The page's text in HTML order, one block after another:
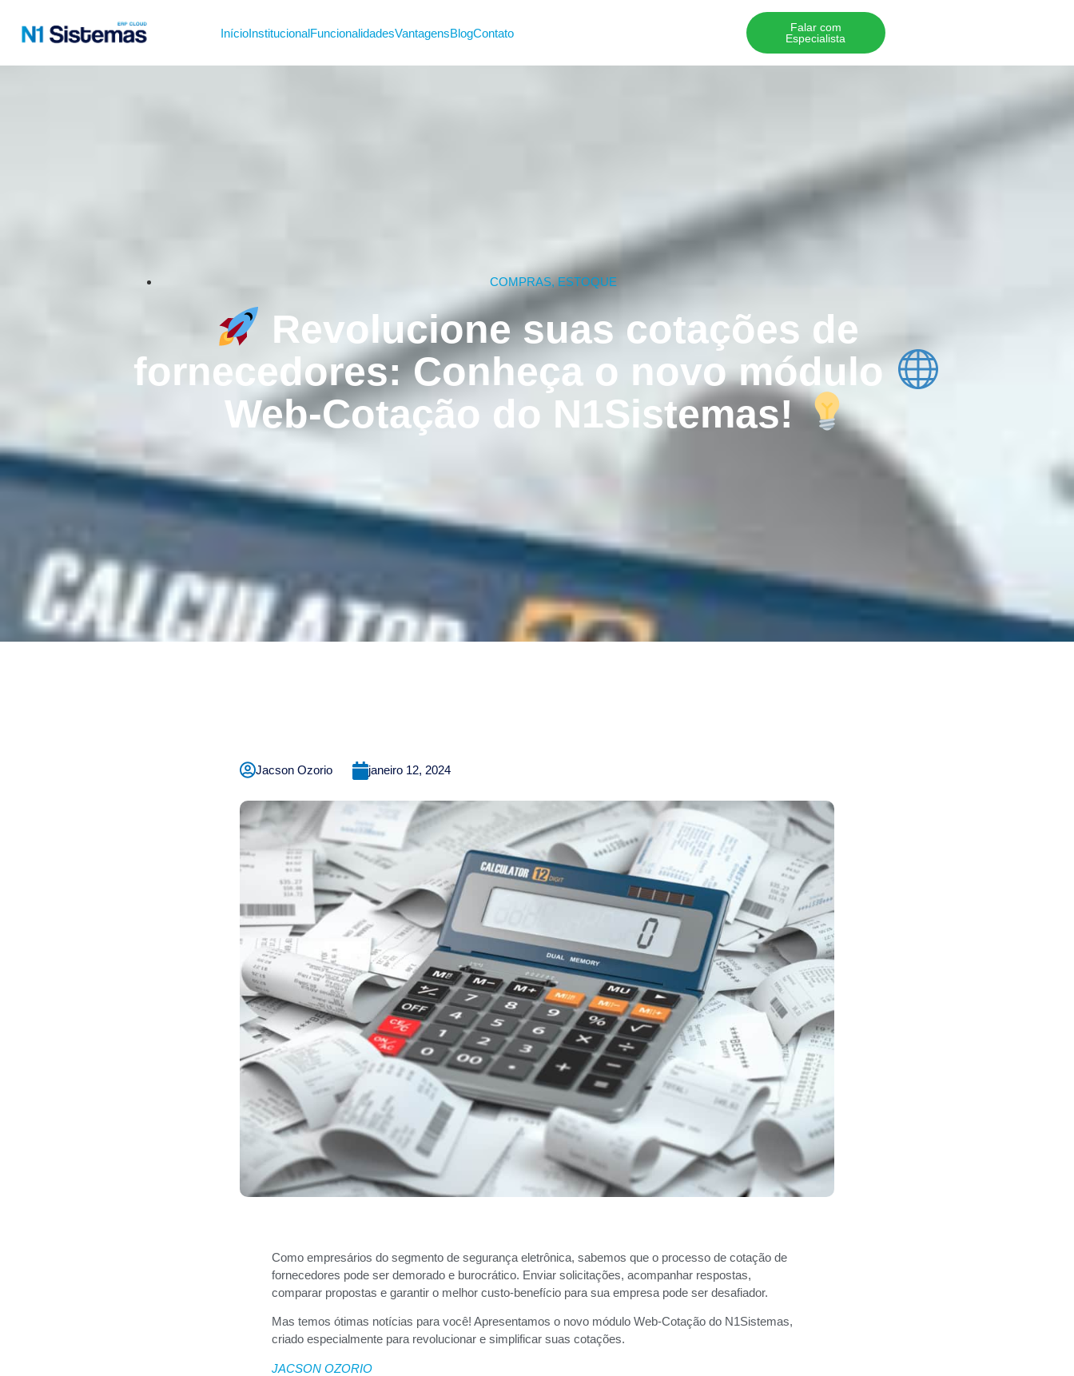
InícioInstitucionalFuncionalidadesVantagensBlogContato
Falar com
Especialista
COMPRAS, ESTOQUE
Revolucione suas cotações de
fornecedores: Conheça o novo módulo
Web-Cotação do N1Sistemas!
Jacson Ozorio janeiro 12, 2024
Como empresários do segmento de segurança eletrônica, sabemos que o processo de cotação de
fornecedores pode ser demorado e burocrático. Enviar solicitações, acompanhar respostas,
comparar propostas e garantir o melhor custo-benefício para sua empresa pode ser desafiador.
Mas temos ótimas notícias para você! Apresentamos o novo módulo Web-Cotação do N1Sistemas,
criado especialmente para revolucionar e simplificar suas cotações.
JACSON OZORIO